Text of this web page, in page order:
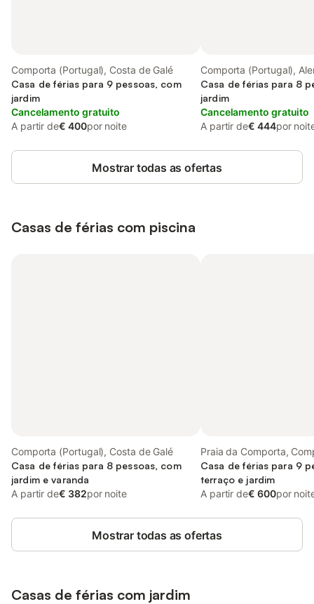
Comporta (Portugal), Costa de Galé
Casa de férias para 9 pessoas, com
jardim
Cancelamento gratuito
A partir de€ 400por noite
Comporta (Portugal),
Casa de férias para 8
jardim
Cancelamento gratuito
A partir de€ 444por
Mostrar todas as ofertas
Casas de férias com piscina
Comporta (Portugal), Costa de Galé
Casa de férias para 8 pessoas, com
jardim e varanda
A partir de€ 382por noite
Praia da Comporta,
Casa de férias para 9
terraço e jardim
A partir de€ 600por
Mostrar todas as ofertas
Casas de férias com jardim